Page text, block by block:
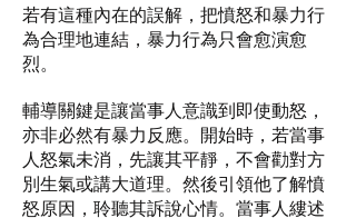
若有這種內在的誤解，把憤怒和暴力行
為合理地連結，暴力行為只會愈演愈
烈。
輔導關鍵是讓當事人意識到即使動怒，
亦非必然有暴力反應。開始時，若當事
人怒氣未消，先讓其平靜，不會勸對方
別生氣或講大道理。然後引領他了解憤
怒原因，聆聽其訴說心情。當事人縷述